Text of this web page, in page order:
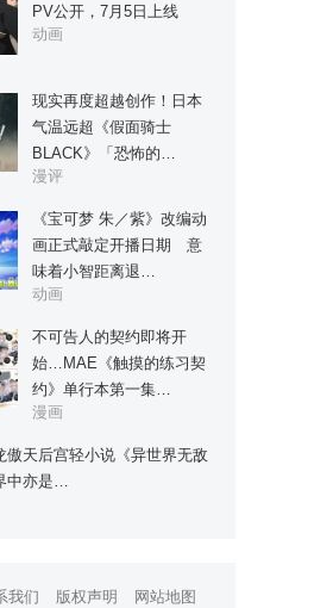
PV公开，7月5日上线
动画
现实再度超越创作！日本
气温远超《假面骑士
BLACK》「恐怖的…
漫评
《宝可梦 朱／紫》改编动
画正式敲定开播日期 意
味着小智距离退…
动画
不可告人的契约即将开
始…MAE《触摸的练习契
约》单行本第一集…
漫画
傲天后宫轻小说《异世界无敌
中亦是…
我们 版权声明 网站地图